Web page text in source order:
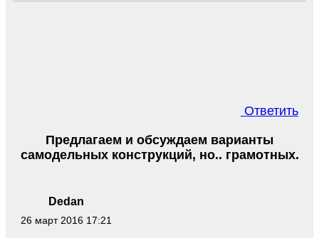
Ответить
Dedan
26 март 2016 17:21
Предлагаем и обсуждаем варианты
самодельных конструкций, но.. грамотных.